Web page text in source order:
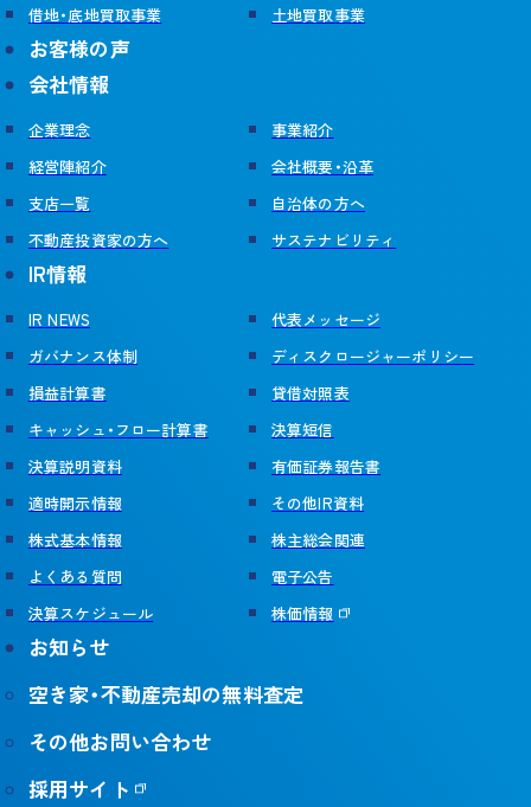
借地・底地買取事業
土地買取事業
お客様の声
会社情報
企業理念
事業紹介
経営陣紹介
会社概要・沿革
支店一覧
自治体の方へ
不動産投資家の方へ
サステナビリティ
IR情報
IR NEWS
代表メッセージ
ガバナンス体制
ディスクロージャーポリシー
損益計算書
貸借対照表
キャッシュ・フロー計算書
決算短信
決算説明資料
有価証券報告書
適時開示情報
その他IR資料
株式基本情報
株主総会関連
よくある質問
電子公告
決算スケジュール
株価情報
お知らせ
空き家・不動産売却の無料査定
その他お問い合わせ
採用サイト